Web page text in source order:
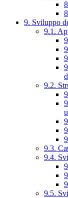
9. Sviluppo
9.1.
9.2.
9.3.
9.4.
9.5.